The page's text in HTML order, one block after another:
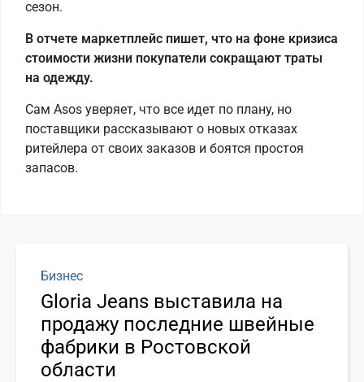
сезон.
В отчете маркетплейс пишет, что на фоне кризиса
стоимости жизни покупатели сокращают траты
на одежду.
Сам Asos уверяет, что все идет по плану, но
поставщики рассказывают о новых отказах
ритейлера от своих заказов и боятся простоя
запасов.
Бизнес
Gloria Jeans выставила на
продажу последние швейные
фабрики в Ростовской
области